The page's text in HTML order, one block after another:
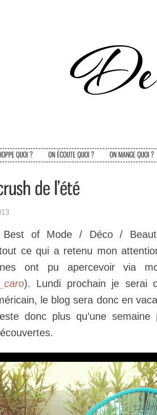
Best of Mode / Déco /
ce qui a retenu mon
ont pu apercevoir via
). Lundi prochain je serai
le blog sera donc en
donc plus qu’une